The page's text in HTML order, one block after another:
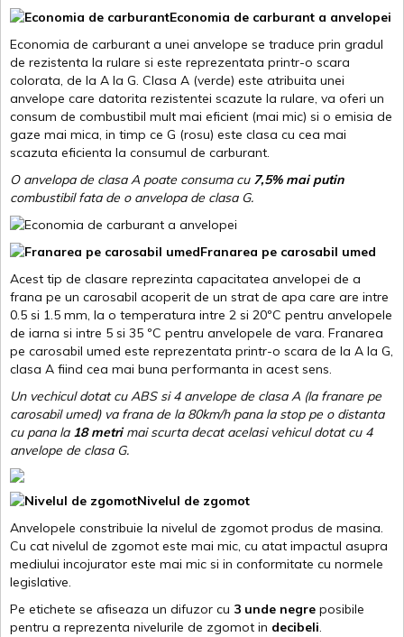
Economia de carburant a anvelopei
Economia de carburant a unei anvelope se traduce prin gradul
de rezistenta la rulare si este reprezentata printr-o scara
colorata, de la A la G. Clasa A (verde) este atribuita unei
anvelope care datorita rezistentei scazute la rulare, va oferi un
consum de combustibil mult mai eficient (mai mic) si o emisia de
gaze mai mica, in timp ce G (rosu) este clasa cu cea mai
scazuta eficienta la consumul de carburant.
O anvelopa de clasa A poate consuma cu 7,5% mai putin
combustibil fata de o anvelopa de clasa G.
Franarea pe carosabil umed
Acest tip de clasare reprezinta capacitatea anvelopei de a
frana pe un carosabil acoperit de un strat de apa care are intre
0.5 si 1.5 mm, la o temperatura intre 2 si 20ºC pentru anvelopele
de iarna si intre 5 si 35 ºC pentru anvelopele de vara. Franarea
pe carosabil umed este reprezentata printr-o scara de la A la G,
clasa A fiind cea mai buna performanta in acest sens.
Un vechicul dotat cu ABS si 4 anvelope de clasa A (la franare pe
carosabil umed) va frana de la 80km/h pana la stop pe o distanta
cu pana la 18 metrimai scurta decat acelasi vehicul dotat cu 4
anvelope de clasa G.
Nivelul de zgomot
Anvelopele constribuie la nivelul de zgomot produs de masina.
Cu cat nivelul de zgomot este mai mic, cu atat impactul asupra
mediului incojurator este mai mic si in conformitate cu normele
legislative.
Pe etichete se afiseaza un difuzor cu 3 unde negre posibile
pentru a reprezenta nivelurile de zgomot in decibeli.